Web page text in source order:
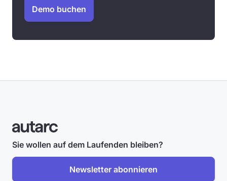
Demo buchen
Sie wollen auf dem Laufenden bleiben?
Newsletter abonnieren